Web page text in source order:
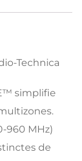
Technica
simplifie
960 MHz)
de